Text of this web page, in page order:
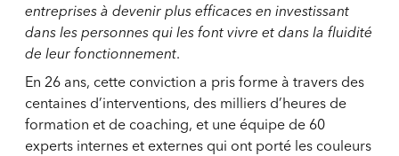
entreprises à devenir plus efficaces en investissant
dans les personnes qui les font vivre et dans la fluidité
de leur fonctionnement.
En 26 ans, cette conviction a pris forme à travers des
centaines d’interventions, des milliers d’heures de
formation et de coaching, et une équipe de 60
experts internes et externes qui ont porté les couleurs